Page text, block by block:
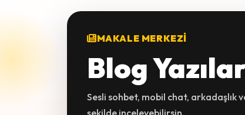
MAKALE MERKEZI
Blog
Sesli sohbet, mobil chat, arkadaşlık
şekilde inceleyebilirsin.